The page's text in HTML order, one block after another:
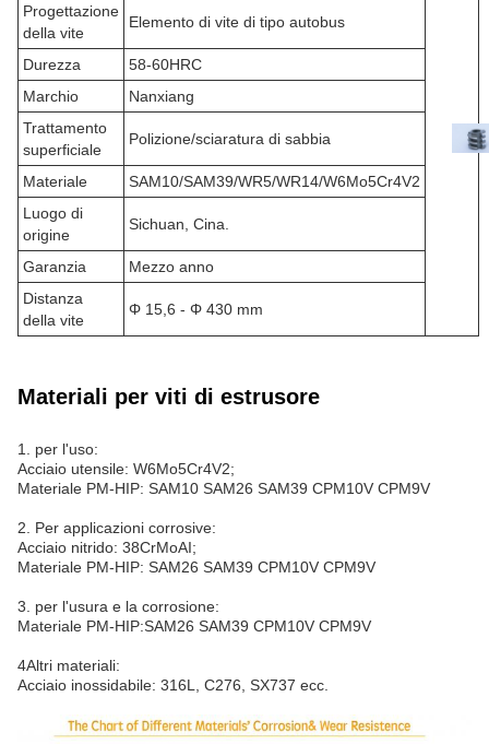
Progettazione
della vite
Elemento di vite di tipo autobus
Durezza
58-60HRC
Marchio
Nanxiang
Trattamento
superficiale
Polizione/sciaratura di sabbia
Materiale
SAM10/SAM39/WR5/WR14/W6Mo5Cr4V2
Luogo di
origine
Sichuan, Cina.
Garanzia
Mezzo anno
Distanza
della vite
Φ 15,6 - Φ 430 mm
Materiali per viti di estrusore
1. per l'uso:
Acciaio utensile: W6Mo5Cr4V2;
Materiale PM-HIP: SAM10 SAM26 SAM39 CPM10V CPM9V
2. Per applicazioni corrosive:
Acciaio nitrido: 38CrMoAI;
Materiale PM-HIP: SAM26 SAM39 CPM10V CPM9V
3. per l'usura e la corrosione:
Materiale PM-HIP:SAM26 SAM39 CPM10V CPM9V
4Altri materiali:
Acciaio inossidabile: 316L, C276, SX737 ecc.